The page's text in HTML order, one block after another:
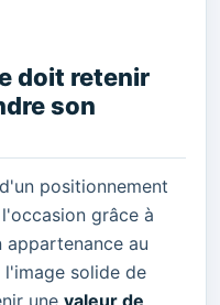
doit retenir
son
positionnement
grâce à
au
solide de